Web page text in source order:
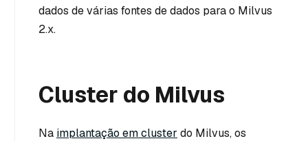
dados de várias fontes de dados para o Milvus
2.x.
Cluster do Milvus
Na implantação em cluster do Milvus, os